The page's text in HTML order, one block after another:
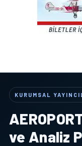
KURUMSAL
ve Analiz